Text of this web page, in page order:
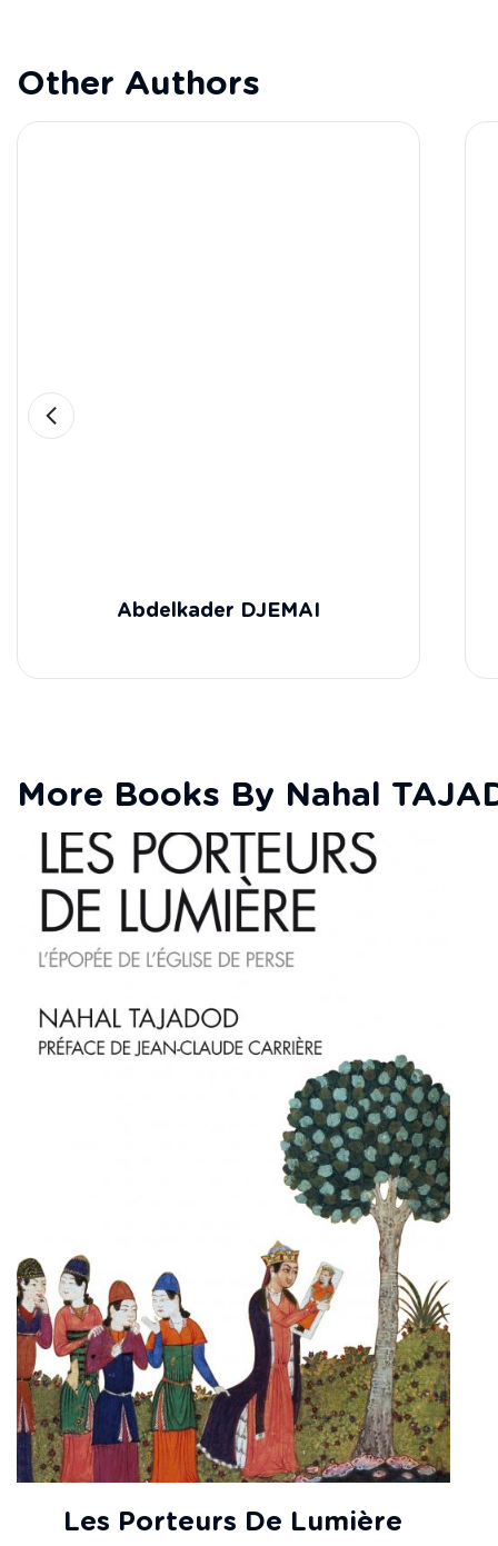
Other Authors
Abdelkader DJEMAI
More Books By Nahal
Les Porteurs De Lumière